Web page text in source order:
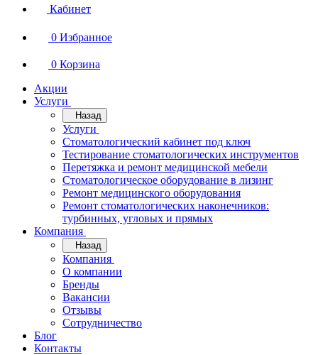
Кабинет
0 Избранное
0 Корзина
Акции
Услуги
Назад
Услуги
Стоматологический кабинет под ключ
Тестирование стоматологических инструментов
Перетяжка и ремонт медицинской мебели
Стоматологическое оборудование в лизинг
Ремонт медицинского оборудования
Ремонт стоматологических наконечников:
турбинных, угловых и прямых
Компания
Назад
Компания
О компании
Бренды
Вакансии
Отзывы
Сотрудничество
Блог
Контакты